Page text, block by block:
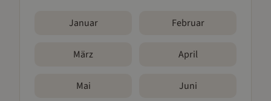
Januar Februar
März April
Mai Juni